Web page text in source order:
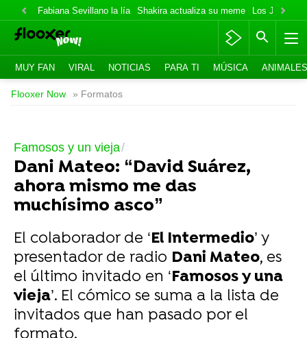
Fabiana Sevillano la lía Shakira actualiza su meme Los Jonas
MUY FAN VIRAL NOTICIAS PARA TI MÚSICA ANIMALES
Flooxer Now » Formatos
Famosos y un vieja
Dani Mateo: “David Suárez,
ahora mismo me das
muchísimo asco”
El colaborador de ‘El Intermedio’ y
presentador de radio Dani Mateo, es
el último invitado en ‘Famosos y una
vieja’. El cómico se suma a la lista de
invitados que han pasado por el